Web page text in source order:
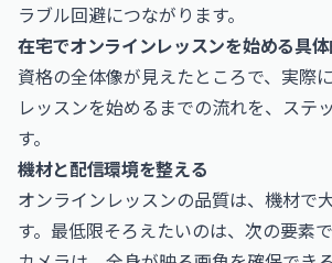
ラブル回避につながります。
在宅でオンラインレッスンを始める具
資格の全体像が見えたところで、実際
レッスンを始めるまでの流れを、ステ
す。
機材と配信環境を整える
オンラインレッスンの品質は、機材で
す。最低限そろえたいのは、次の要素で